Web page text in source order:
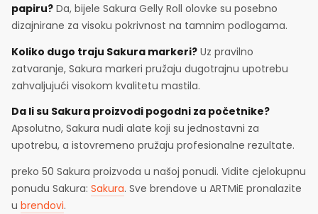
papiru? Da, bijele Sakura Gelly Roll olovke su posebno
dizajnirane za visoku pokrivnost na tamnim podlogama.
Koliko dugo traju Sakura markeri? Uz pravilno
zatvaranje, Sakura markeri pružaju dugotrajnu upotrebu
zahvaljujući visokom kvalitetu mastila.
Da li su Sakura proizvodi pogodni za početnike?
Apsolutno, Sakura nudi alate koji su jednostavni za
upotrebu, a istovremeno pružaju profesionalne rezultate.
preko 50 Sakura proizvoda u našoj ponudi. Vidite cjelokupnu
ponudu Sakura: Sakura. Sve brendove u ARTMiE pronalazite
u brendovi.